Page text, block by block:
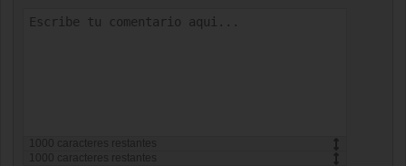
caracteres restantes
caracteres restantes